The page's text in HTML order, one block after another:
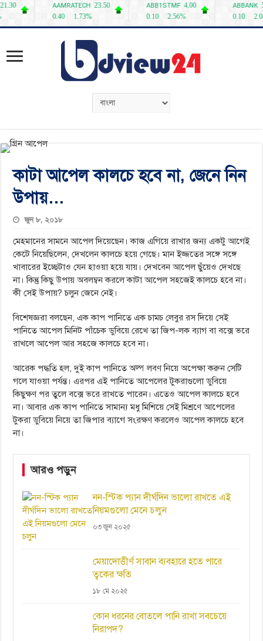
কাটা আপেল কালচে হবে না, জেনে নিন
উপায়…
জুন ৮, ২০১৮
মেহমানের সামনে আপেল দিয়েছেন। কাজ এগিয়ে রাখার জন্য একটু আগেই
কেটে নিয়েছিলেন, দেখলেন কালচে হয়ে গেছে। মান ইজ্জতের সঙ্গে সঙ্গে
খাবারের ইচ্ছেটাও যেন হাওয়া হয়ে যায়। দেখবেন আপেল ছুঁয়েও দেখছে
না। কিন্তু কিছু উপায় অবলম্বন করলে কাটা আপেল সহজেই কালচে হবে না।
কী সেই উপায়? চলুন জেনে নেই।
বিশেষজ্ঞরা বলছেন, এক কাপ পানিতে এক চামচ লেবুর রস দিয়ে সেই
পানিতে আপেল মিনিট পাঁচেক ডুবিয়ে রেখে তা জিপ-লক ব্যাগ বা বক্সে ভরে
রাখলে আপেল আর সহজে কালচে হবে না।
আরেক পদ্ধতি হল, দুই কাপ পানিতে অল্প লবণ নিয়ে অপেক্ষা করুন সেটি
গলে যাওয়া পর্যন্ত। এরপর এই পানিতে আপেলের টুকরাগুলো ডুবিয়ে
কিছুক্ষণ পর তুলে বক্সে ভরে রাখতে পারেন। এতেও আপেল কালচে হবে
না। আবার এক কাপ পানিতে সামান্য মধু মিশিয়ে সেই মিশ্রণে আপেলের
টুকরা ডুবিয়ে নিয়ে তা জিপার ব্যাগে সংরক্ষণ করলেও আপেল কালচে হবে
না।
আরও পড়ুন
নন-স্টিক প্যান দীর্ঘদিন ভালো রাখতে এই
নিয়মগুলো মেনে চলুন
০৩ জুন ২০২৫
মেয়াদোত্তীর্ণ সাবান ব্যবহারে হতে পারে
ত্বকের ক্ষতি
১৮ মে ২০২৫
কোন ধরনের বোতলে পানি রাখা সবচেয়ে
নিরাপদ?